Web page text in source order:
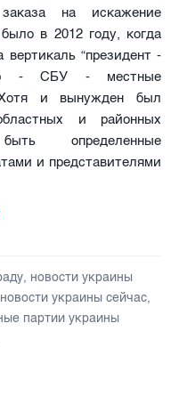
на искажение
в 2012 году, когда
“президент -
- СБУ - местные
Хотя и вынужден был
и районных
определенные
и представителями
, новости украины
новости украины сейчас,
партии украины